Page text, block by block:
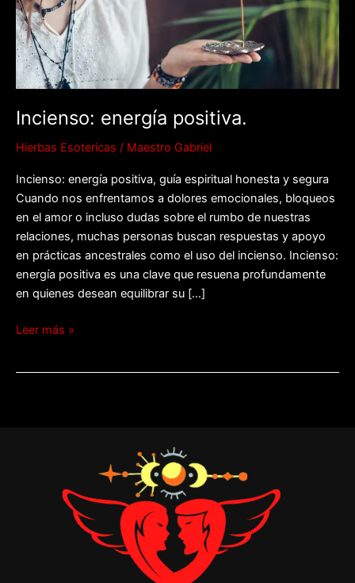
Incienso: energía positiva.
Hierbas Esotericas / Maestro Gabriel
Incienso: energía positiva, guía espiritual honesta y segura
Cuando nos enfrentamos a dolores emocionales, bloqueos
en el amor o incluso dudas sobre el rumbo de nuestras
relaciones, muchas personas buscan respuestas y apoyo
en prácticas ancestrales como el uso del incienso. Incienso:
energía positiva es una clave que resuena profundamente
en quienes desean equilibrar su […]
Leer más »